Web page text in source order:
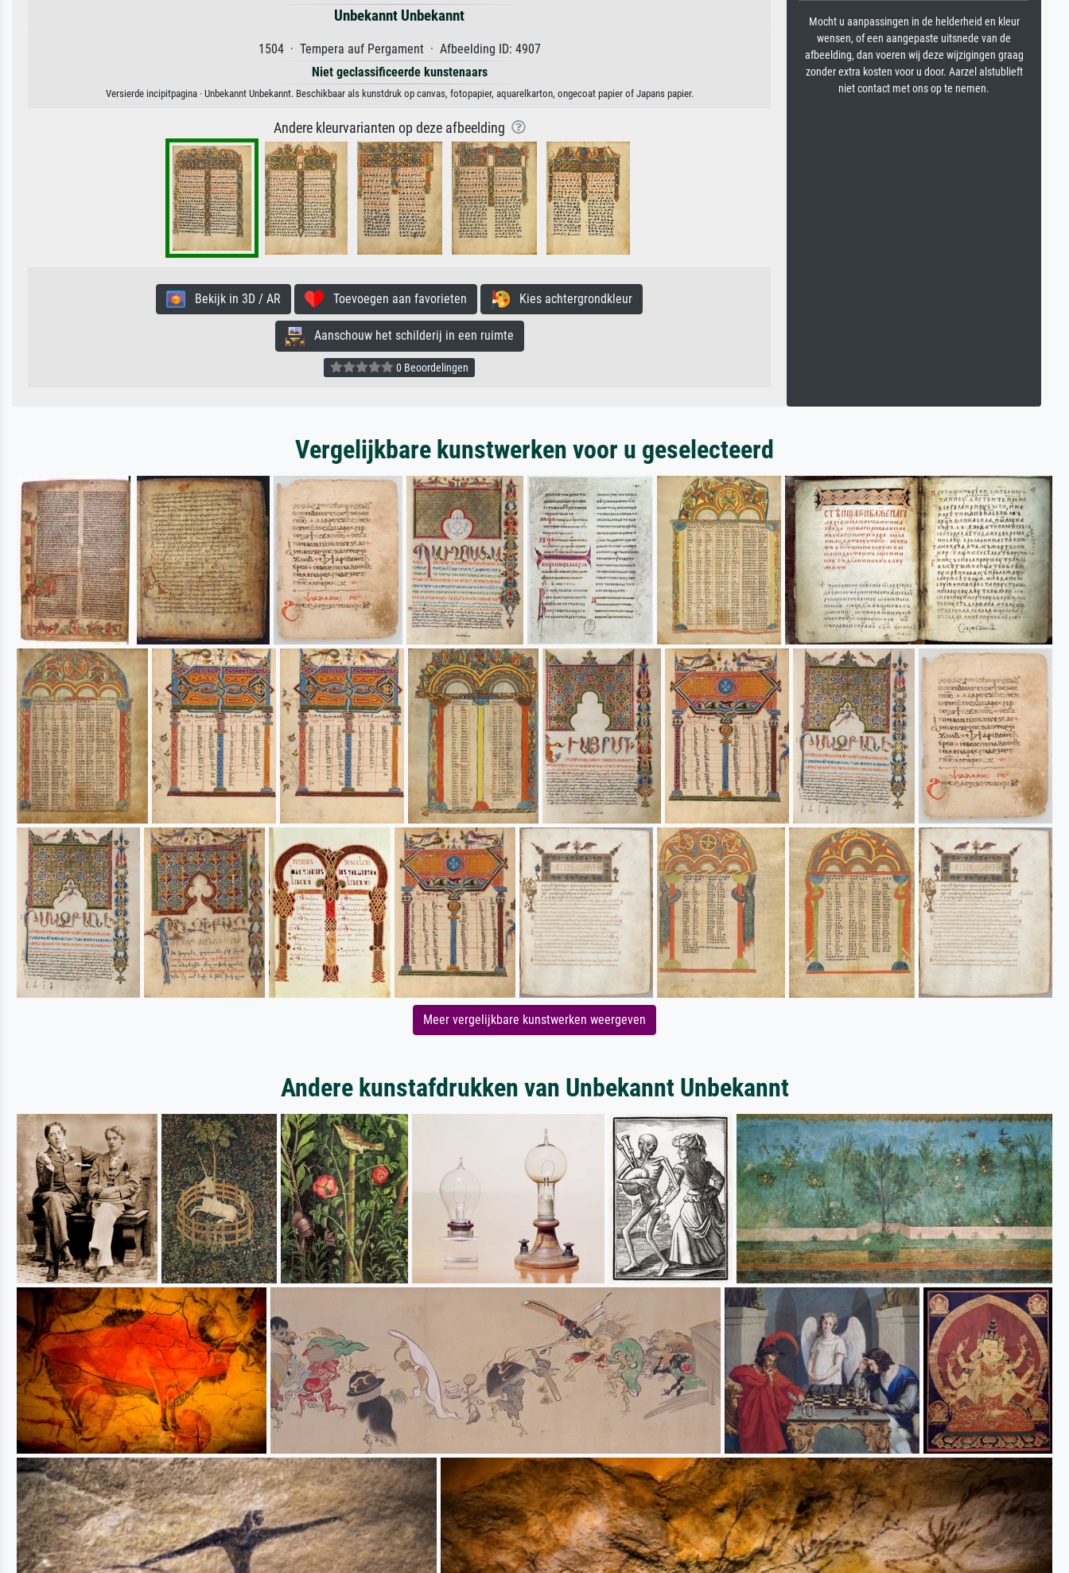
Unbekannt Unbekannt
1504 · Tempera auf Pergament · Afbeelding ID: 4907
Niet geclassificeerde kunstenaars
Versierde incipitpagina · Unbekannt Unbekannt. Beschikbaar als kunstdruk op canvas, fotopapier, aquarelkarton, ongecoat papier of Japans papier.
Andere kleurvarianten op deze afbeelding
Bekijk in 3D / AR Toevoegen aan favorieten Kies achtergrondkleur
Aanschouw het schilderij in een ruimte
0 Beoordelingen
Mocht u aanpassingen in de helderheid en kleur
wensen, of een aangepaste uitsnede van de
afbeelding, dan voeren wij deze wijzigingen graag
zonder extra kosten voor u door. Aarzel alstublieft
niet contact met ons op te nemen.
Vergelijkbare kunstwerken voor u geselecteerd
Meer vergelijkbare kunstwerken weergeven
Andere kunstafdrukken van Unbekannt Unbekannt